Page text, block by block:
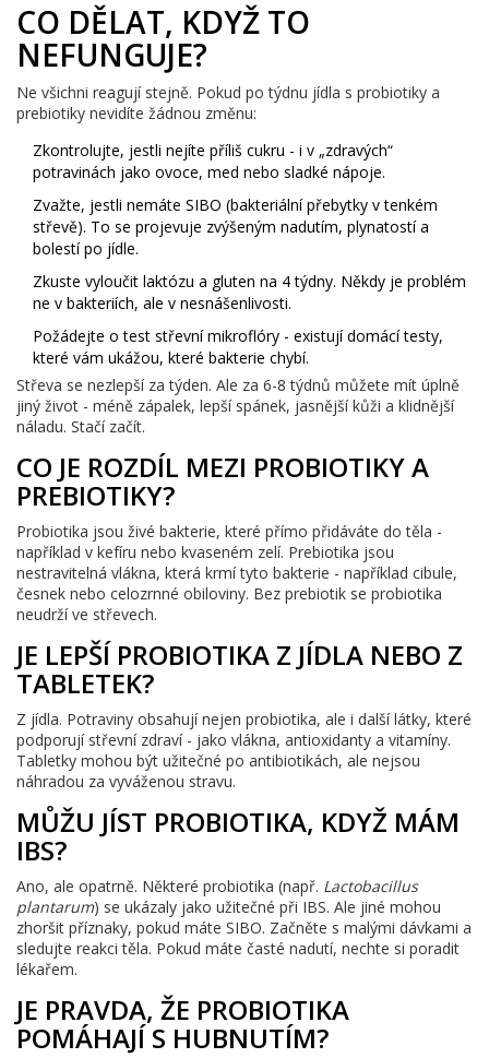
CO DĚLAT, KDYŽ TO
NEFUNGUJE?
Ne všichni reagují stejně. Pokud po týdnu jídla s probiotiky a
prebiotiky nevidíte žádnou změnu:
Zkontrolujte, jestli nejíte příliš cukru - i v „zdravých“
potravinách jako ovoce, med nebo sladké nápoje.
Zvažte, jestli nemáte SIBO (bakteriální přebytky v tenkém
střevě). To se projevuje zvýšeným nadutím, plynatostí a
bolestí po jídle.
Zkuste vyloučit laktózu a gluten na 4 týdny. Někdy je problém
ne v bakteriích, ale v nesnášenlivosti.
Požádejte o test střevní mikroflóry - existují domácí testy,
které vám ukážou, které bakterie chybí.
Střeva se nezlepší za týden. Ale za 6-8 týdnů můžete mít úplně
jiný život - méně zápalek, lepší spánek, jasnější kůži a klidnější
náladu. Stačí začít.
CO JE ROZDÍL MEZI PROBIOTIKY A
PREBIOTIKY?
Probiotika jsou živé bakterie, které přímo přidáváte do těla -
například v kefíru nebo kvaseném zelí. Prebiotika jsou
nestravitelná vlákna, která krmí tyto bakterie - například cibule,
česnek nebo celozrnné obiloviny. Bez prebiotik se probiotika
neudrží ve střevech.
JE LEPŠÍ PROBIOTIKA Z JÍDLA NEBO Z
TABLETEK?
Z jídla. Potraviny obsahují nejen probiotika, ale i další látky, které
podporují střevní zdraví - jako vlákna, antioxidanty a vitamíny.
Tabletky mohou být užitečné po antibiotikách, ale nejsou
náhradou za vyváženou stravu.
MŮŽU JÍST PROBIOTIKA, KDYŽ MÁM
IBS?
Ano, ale opatrně. Některé probiotika (např. Lactobacillus
plantarum) se ukázaly jako užitečné při IBS. Ale jiné mohou
zhoršit příznaky, pokud máte SIBO. Začněte s malými dávkami a
sledujte reakci těla. Pokud máte časté nadutí, nechte si poradit
lékařem.
JE PRAVDA, ŽE PROBIOTIKA
POMÁHAJÍ S HUBNUTÍM?